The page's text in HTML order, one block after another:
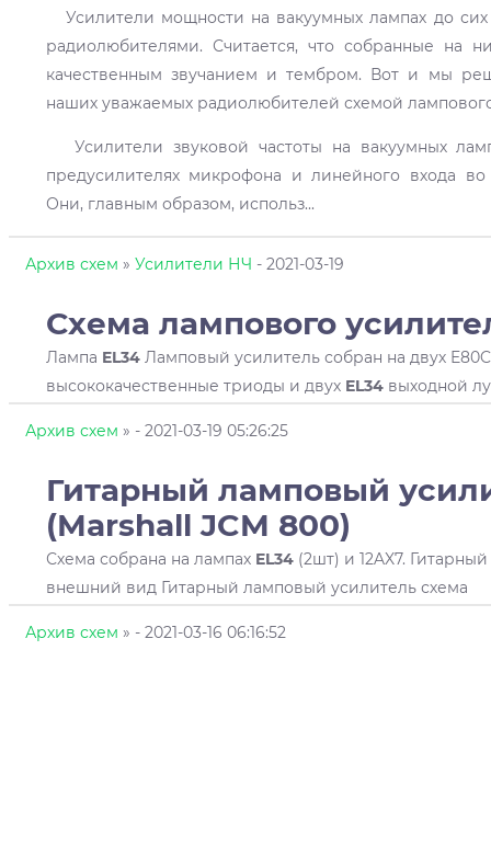
Усилители мощности на вакуумных лампах до
радиолюбителями. Считается, что собранные на
качественным звучанием и тембром. Вот и мы
наших уважаемых радиолюбителей схемой
Усилители звуковой частоты на вакуумных
предусилителях микрофона и линейного входа
Они, главным образом, использ...
Архив схем » Усилители НЧ - 2021-03-19
Схема лампового
Лампа EL34Ламповый усилитель собран на двух
высококачественные триоды и двух EL34выходной
Архив схем » - 2021-03-19 05:26:25
Гитарный ламповый
(Marshall JCM 800)
Схема собрана на лампах EL34(2шт) и 12AX7.
внешний вид Гитарный ламповый усилитель схема
Архив схем » - 2021-03-16 06:16:52